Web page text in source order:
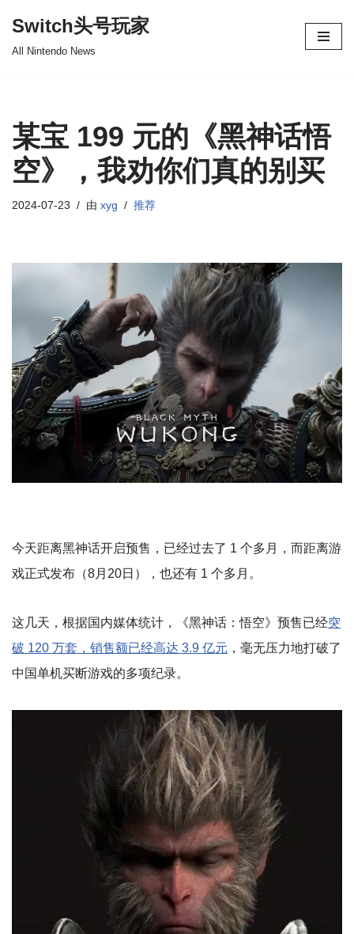
Switch头号玩家
All Nintendo News
某宝 199 元的《黑神话悟
空》，我劝你们真的别买
2024-07-23 由 xyg 推荐
今天距离黑神话开启预售，已经过去了 1 个多月，而距离游
戏正式发布（8月20日），也还有 1 个多月。
这几天，根据国内媒体统计，《黑神话：悟空》预售已经突
破 120 万套，销售额已经高达 3.9 亿元 ，毫无压力地打破了
中国单机买断游戏的多项纪录。